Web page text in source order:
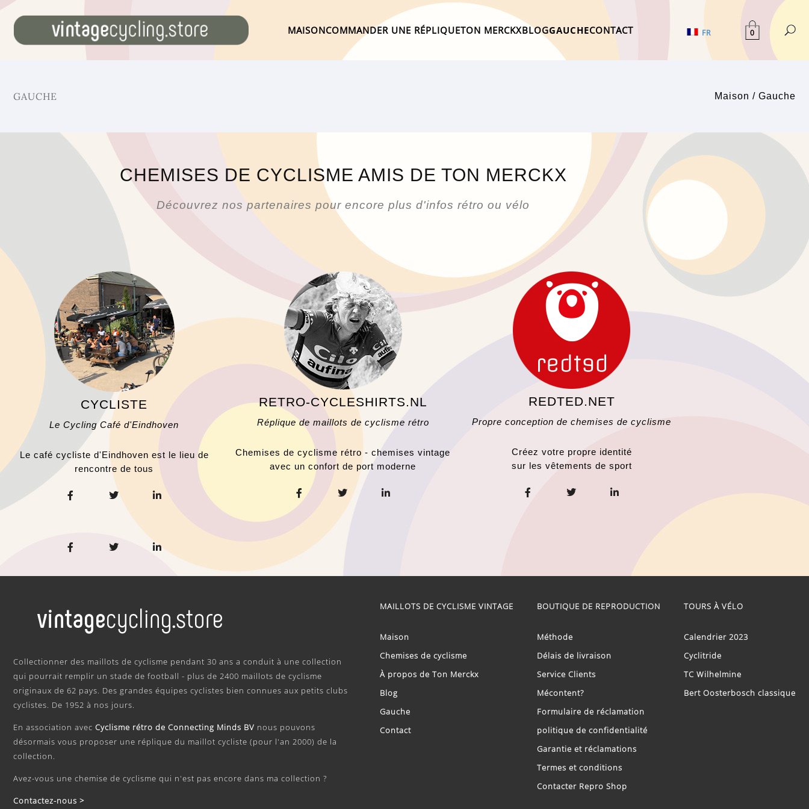
MAISONCOMMANDER UNE RÉPLIQUETON MERCKXBLOGGAUCHECONTACT FR 0
GAUCHE Maison / Gauche
CHEMISES DE CYCLISME AMIS DE TON MERCKX
Découvrez nos partenaires pour encore plus d'infos rétro ou vélo
CYCLISTE
Le Cycling Café d'Eindhoven
Le café cycliste d'Eindhoven est le lieu de
rencontre de tous
RETRO-CYCLESHIRTS.NL
Réplique de maillots de cyclisme rétro
Chemises de cyclisme rétro - chemises vintage
avec un confort de port moderne
REDTED.NET
Propre conception de chemises de cyclisme
Créez votre propre identité
sur les vêtements de sport
Collectionner des maillots de cyclisme pendant 30 ans a conduit à une collection
qui pourrait remplir un stade de football - plus de 2400 maillots de cyclisme
originaux de 62 pays. Des grandes équipes cyclistes bien connues aux petits clubs
cyclistes. De 1952 à nos jours.
En association avec Cyclisme rétro de Connecting Minds BV nous pouvons
désormais vous proposer une réplique du maillot cycliste (pour l'an 2000) de la
collection.
Avez-vous une chemise de cyclisme qui n'est pas encore dans ma collection ?
Contactez-nous >
MAILLOTS DE CYCLISME VINTAGE
Maison
Chemises de cyclisme
À propos de Ton Merckx
Blog
Gauche
Contact
BOUTIQUE DE REPRODUCTION
Méthode
Délais de livraison
Service Clients
Mécontent?
Formulaire de réclamation
politique de confidentialité
Garantie et réclamations
Termes et conditions
Contacter Repro Shop
TOURS À VÉLO
Calendrier 2023
Cyclitride
TC Wilhelmine
Bert Oosterbosch classique